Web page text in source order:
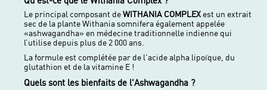
Le principal composant deWITHANIA COMPLEX est un extrait
sec de la plante Withania somnifera également appelée
«ashwagandha» en médecine traditionnelle indienne qui
l’utilise depuis plus de 2 000 ans.
La formule est complétée par de l'acide alpha lipoïque, du
glutathion et de la vitamine E !
Quels sont les bienfaits de l'Ashwagandha ?